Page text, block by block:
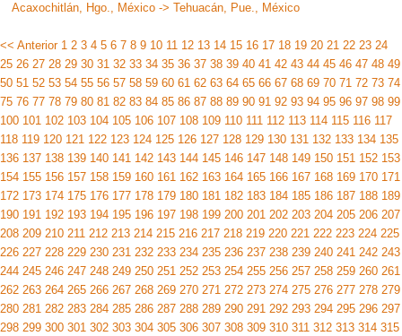
Acaxochitlán, Hgo., México -> Tehuacán, Pue., México
<< Anterior 1 2 3 4 5 6 7 8 9 10 11 12 13 14 15 16 17 18 19 20 21 22 23 24
25 26 27 28 29 30 31 32 33 34 35 36 37 38 39 40 41 42 43 44 45 46 47 48 49
50 51 52 53 54 55 56 57 58 59 60 61 62 63 64 65 66 67 68 69 70 71 72 73 74
75 76 77 78 79 80 81 82 83 84 85 86 87 88 89 90 91 92 93 94 95 96 97 98 99
100 101 102 103 104 105 106 107 108 109 110 111 112 113 114 115 116 117
118 119 120 121 122 123 124 125 126 127 128 129 130 131 132 133 134 135
136 137 138 139 140 141 142 143 144 145 146 147 148 149 150 151 152 153
154 155 156 157 158 159 160 161 162 163 164 165 166 167 168 169 170 171
172 173 174 175 176 177 178 179 180 181 182 183 184 185 186 187 188 189
190 191 192 193 194 195 196 197 198 199 200 201 202 203 204 205 206 207
208 209 210 211 212 213 214 215 216 217 218 219 220 221 222 223 224 225
226 227 228 229 230 231 232 233 234 235 236 237 238 239 240 241 242 243
244 245 246 247 248 249 250 251 252 253 254 255 256 257 258 259 260 261
262 263 264 265 266 267 268 269 270 271 272 273 274 275 276 277 278 279
280 281 282 283 284 285 286 287 288 289 290 291 292 293 294 295 296 297
298 299 300 301 302 303 304 305 306 307 308 309 310 311 312 313 314 315